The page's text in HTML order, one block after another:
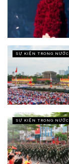
SỰ KIỆN TRONG NƯỚC
SỰ KIỆN TRONG NƯỚC